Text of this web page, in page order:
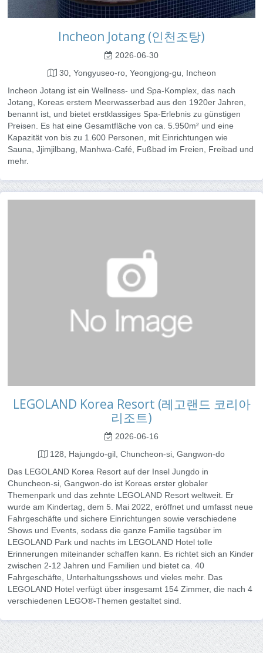
Incheon Jotang (인천조탕)
2026-06-30
30, Yongyuseo-ro, Yeongjong-gu, Incheon
Incheon Jotang ist ein Wellness- und Spa-Komplex, das nach
Jotang, Koreas erstem Meerwasserbad aus den 1920er Jahren,
benannt ist, und bietet erstklassiges Spa-Erlebnis zu günstigen
Preisen. Es hat eine Gesamtfläche von ca. 5.950m² und eine
Kapazität von bis zu 1.600 Personen, mit Einrichtungen wie
Sauna, Jjimjilbang, Manhwa-Café, Fußbad im Freien, Freibad und
mehr.
LEGOLAND Korea Resort (레고랜드 코리아
리조트)
2026-06-16
128, Hajungdo-gil, Chuncheon-si, Gangwon-do
Das LEGOLAND Korea Resort auf der Insel Jungdo in
Chuncheon-si, Gangwon-do ist Koreas erster globaler
Themenpark und das zehnte LEGOLAND Resort weltweit. Er
wurde am Kindertag, dem 5. Mai 2022, eröffnet und umfasst neue
Fahrgeschäfte und sichere Einrichtungen sowie verschiedene
Shows und Events, sodass die ganze Familie tagsüber im
LEGOLAND Park und nachts im LEGOLAND Hotel tolle
Erinnerungen miteinander schaffen kann. Es richtet sich an Kinder
zwischen 2-12 Jahren und Familien und bietet ca. 40
Fahrgeschäfte, Unterhaltungsshows und vieles mehr. Das
LEGOLAND Hotel verfügt über insgesamt 154 Zimmer, die nach 4
verschiedenen LEGO®-Themen gestaltet sind.